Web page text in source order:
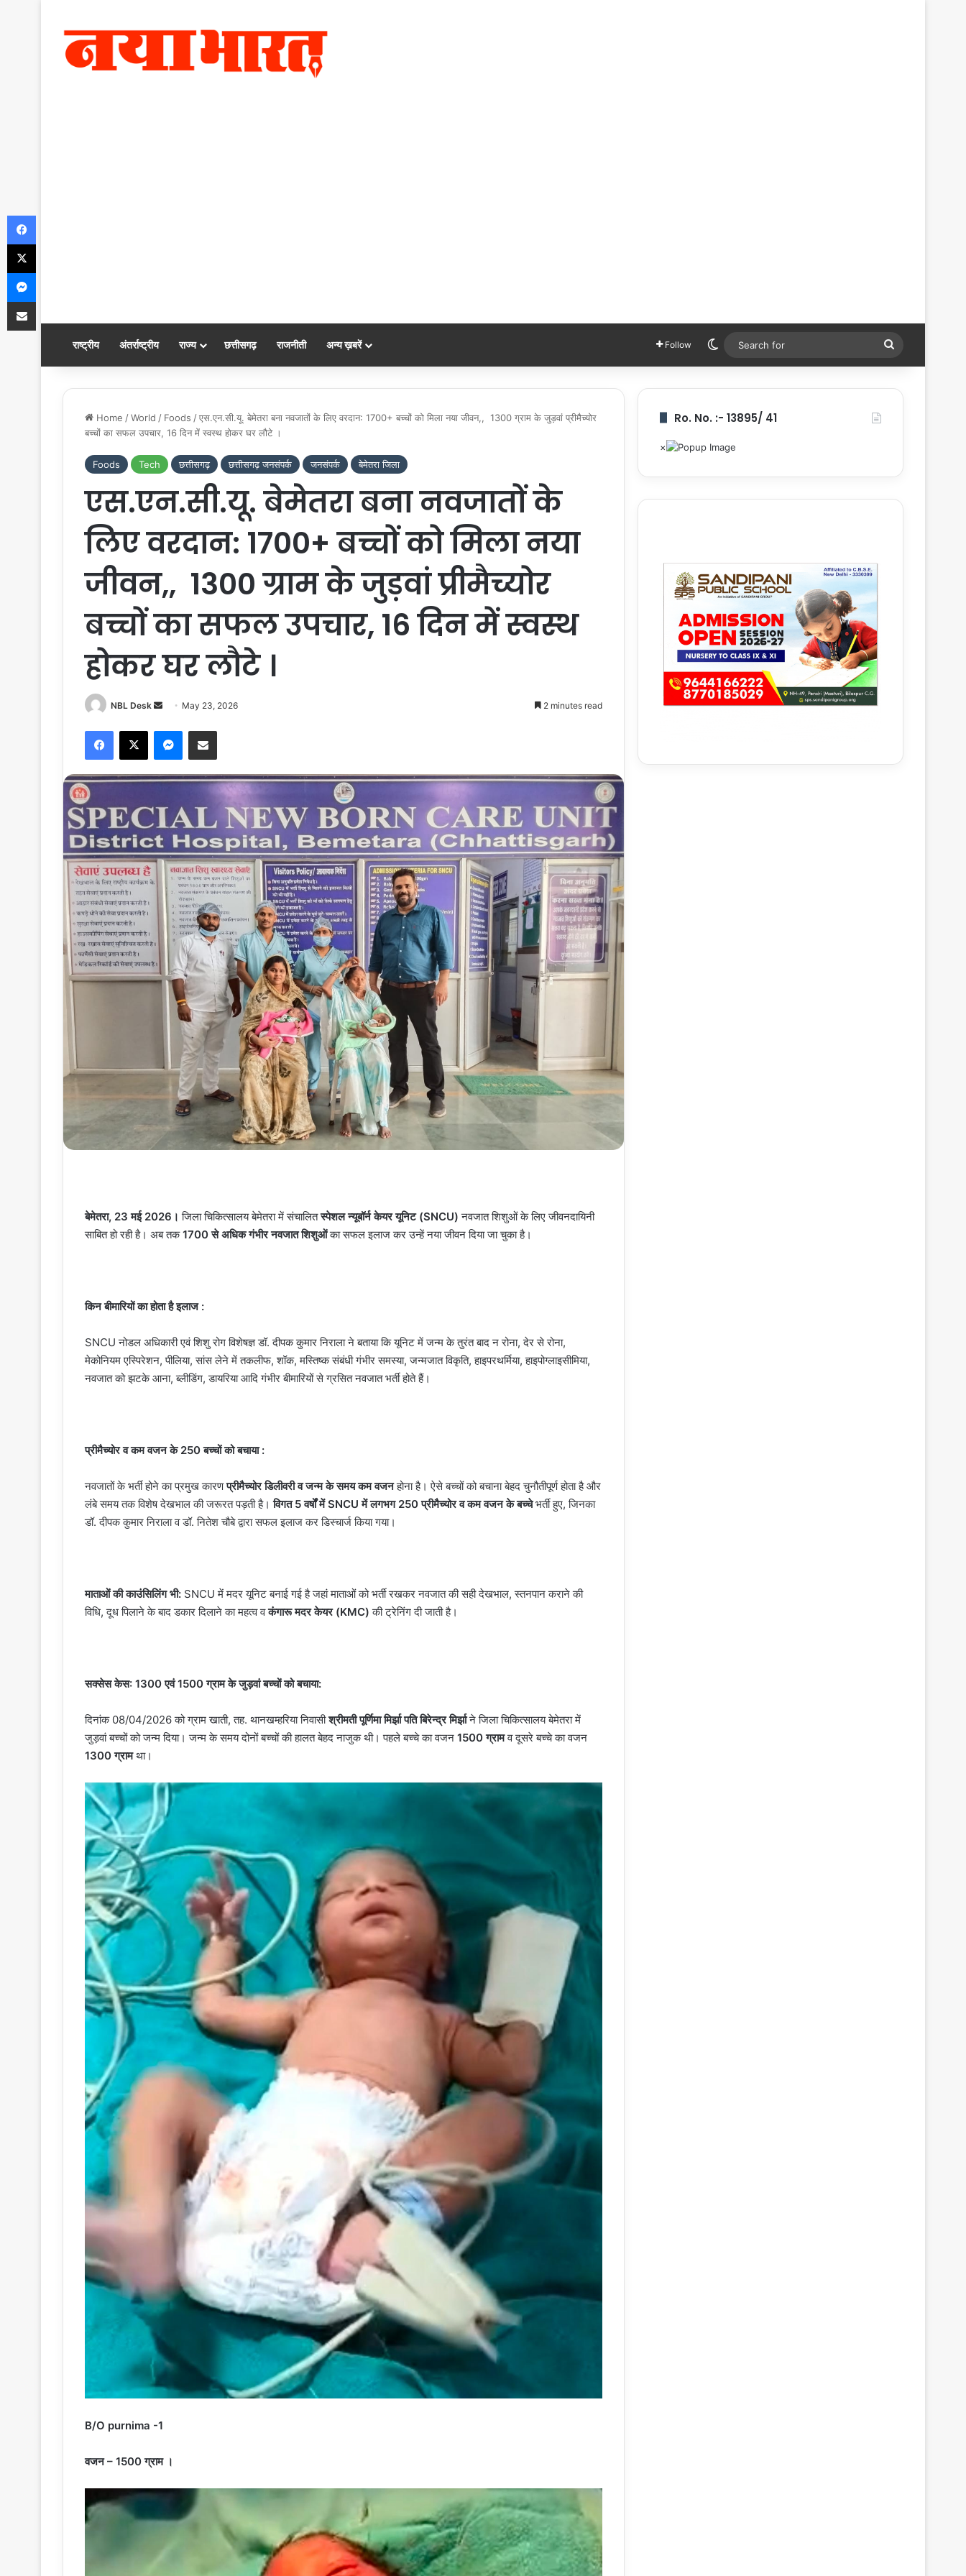
राष्ट्रीय अंतर्राष्ट्रीय राज्य छत्तीसगढ़ राजनीती अन्य ख़बरें Follow Switch skin
for
Home /World / Foods /एस.एन.सी.यू. बेमेतरा बना नवजातों के लिए वरदान: 1700+ बच्चों को मिला नया जीवन,, 1300 ग्राम के जुड़वां प्रीमैच्योर
बच्चों का सफल उपचार, 16 दिन में स्वस्थ होकर घर लौटे ।
Foods Tech छत्तीसगढ़ छत्तीसगढ़ जनसंपर्क जनसंपर्क बेमेतरा जिला
एस.एन.सी.यू. बेमेतरा बना नवजातों के
लिए वरदान: 1700+ बच्चों को मिला नया
जीवन,, 1300 ग्राम के जुड़वां प्रीमैच्योर
बच्चों का सफल उपचार, 16 दिन में स्वस्थ
होकर घर लौटे ।
NBL Desk
Send
email
May 23, 2026 2 minutes read
Facebook
X Messenger
Share via Email
बेमेतरा, 23 मई 2026। जिला चिकित्सालय बेमेतरा में संचालितस्पेशल न्यूबॉर्न केयर यूनिट (SNCU)नवजात शिशुओं के लिए जीवनदायिनी
साबित हो रही है। अब तक1700 से अधिक गंभीर नवजात शिशुओंका सफल इलाज कर उन्हें नया जीवन दिया जा चुका है।
किन बीमारियों का होता है इलाज :
SNCU नोडल अधिकारी एवं शिशु रोग विशेषज्ञ डॉ. दीपक कुमार निराला ने बताया कि यूनिट में जन्म के तुरंत बाद न रोना, देर से रोना,
मेकोनियम एस्पिरेशन, पीलिया, सांस लेने में तकलीफ, शॉक, मस्तिष्क संबंधी गंभीर समस्या, जन्मजात विकृति, हाइपरथर्मिया, हाइपोग्लाइसीमिया,
नवजात को झटके आना, ब्लीडिंग, डायरिया आदि गंभीर बीमारियों से ग्रसित नवजात भर्ती होते हैं।
प्रीमैच्योर व कम वजन के 250 बच्चों को बचाया :
नवजातों के भर्ती होने का प्रमुख कारणप्रीमैच्योर डिलीवरी व जन्म के समय कम वजनहोना है। ऐसे बच्चों को बचाना बेहद चुनौतीपूर्ण होता है और
लंबे समय तक विशेष देखभाल की जरूरत पड़ती है।विगत 5 वर्षों में SNCU में लगभग 250 प्रीमैच्योर व कम वजन के बच्चेभर्ती हुए, जिनका
डॉ. दीपक कुमार निराला व डॉ. नितेश चौबे द्वारा सफल इलाज कर डिस्चार्ज किया गया।
माताओं की काउंसिलिंग भी: SNCU में मदर यूनिट बनाई गई है जहां माताओं को भर्ती रखकर नवजात की सही देखभाल, स्तनपान कराने की
विधि, दूध पिलाने के बाद डकार दिलाने का महत्व वकंगारू मदर केयर (KMC) की ट्रेनिंग दी जाती है।
सक्सेस केस: 1300 एवं 1500 ग्राम के जुड़वां बच्चों को बचाया:
दिनांक 08/04/2026 को ग्राम खाती, तह. थानखम्हरिया निवासीश्रीमती पूर्णिमा मिर्झा पति बिरेन्द्र मिर्झाने जिला चिकित्सालय बेमेतरा में
जुड़वां बच्चों को जन्म दिया। जन्म के समय दोनों बच्चों की हालत बेहद नाजुक थी। पहले बच्चे का वजन 1500 ग्रामव दूसरे बच्चे का वजन
1300 ग्रामथा।
B/O purnima -1
वजन – 1500 ग्राम ।
Ro. No. :- 13895/ 41
Facebook
X
Messenger
Share via Email